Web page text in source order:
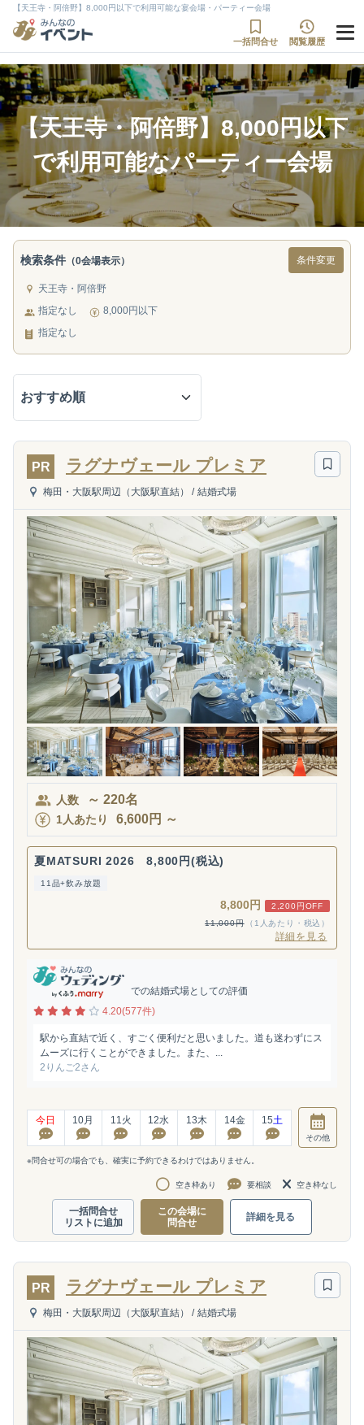
【天王寺・阿倍野】8,000円以下で利用可能な宴会場・パーティー会場
一括問合せ 閲覧履歴
【天王寺・阿倍野】8,000円以下
で利用可能なパーティー会場
検索条件 （0会場表示） 条件変更
天王寺・阿倍野
指定なし
8,000円以下
指定なし
PR ラグナヴェール プレミア
梅田・大阪駅周辺（大阪駅直結） / 結婚式場
人数 ～ 220名
1人あたり 6,600円 ～
夏MATSURI 2026 8,800円(税込)
11品+飲み放題
8,800円
2,200円OFF
11,000円
（1人あたり・税込）
詳細を見る
での結婚式場としての評価
4.20(577件)
駅から直結で近く、すごく便利だと思いました。道も迷わずにス
ムーズに行くことができました。また、...
2りんご2さん
今日 10月 11 火 12水 13木 14金 15土
その他
※問合せ可の場合でも、確実に予約できるわけではありません。
空き枠あり 要相談 空き枠なし
一括問合せ
リストに追加
この会場に
問合せ
詳細を見る
PR ラグナヴェール プレミア
梅田・大阪駅周辺（大阪駅直結） / 結婚式場